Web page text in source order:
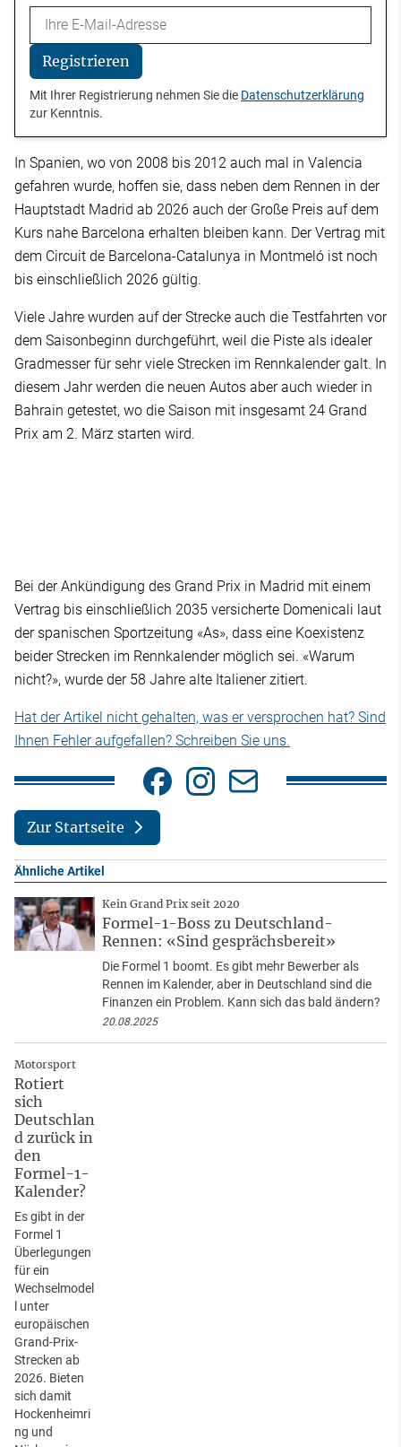
Email
Registrieren
Mit Ihrer Registrierung nehmen Sie die Datenschutzerklärung
zur Kenntnis.
In Spanien, wo von 2008 bis 2012 auch mal in Valencia
gefahren wurde, hoffen sie, dass neben dem Rennen in der
Hauptstadt Madrid ab 2026 auch der Große Preis auf dem
Kurs nahe Barcelona erhalten bleiben kann. Der Vertrag mit
dem Circuit de Barcelona-Catalunya in Montmeló ist noch
bis einschließlich 2026 gültig.
Viele Jahre wurden auf der Strecke auch die Testfahrten vor
dem Saisonbeginn durchgeführt, weil die Piste als idealer
Gradmesser für sehr viele Strecken im Rennkalender galt. In
diesem Jahr werden die neuen Autos aber auch wieder in
Bahrain getestet, wo die Saison mit insgesamt 24 Grand
Prix am 2. März starten wird.
Bei der Ankündigung des Grand Prix in Madrid mit einem
Vertrag bis einschließlich 2035 versicherte Domenicali laut
der spanischen Sportzeitung «As», dass eine Koexistenz
beider Strecken im Rennkalender möglich sei. «Warum
nicht?», wurde der 58 Jahre alte Italiener zitiert.
Hat der Artikel nicht gehalten, was er versprochen hat? Sind
Ihnen Fehler aufgefallen? Schreiben Sie uns.
Zur Startseite
Ähnliche Artikel
Kein Grand Prix seit 2020
Formel-1-Boss zu Deutschland-
Rennen: «Sind gesprächsbereit»
Die Formel 1 boomt. Es gibt mehr Bewerber als
Rennen im Kalender, aber in Deutschland sind die
Finanzen ein Problem. Kann sich das bald ändern?
20.08.2025
Motorsport
Rotiert
sich
Deutschlan
d zurück in
den
Formel-1-
Kalender?
Es gibt in der
Formel 1
Überlegungen
für ein
Wechselmodel
l unter
europäischen
Grand-Prix-
Strecken ab
2026. Bieten
sich damit
Hockenheimri
ng und